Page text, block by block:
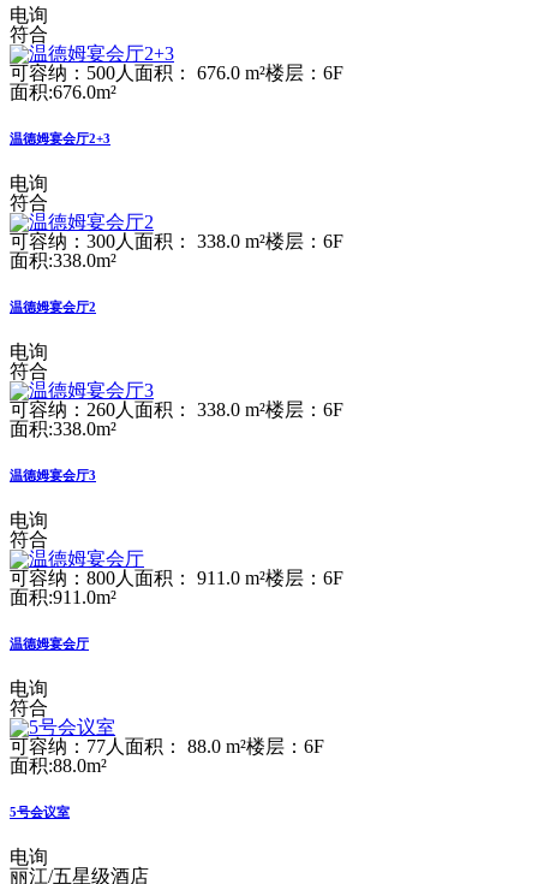
电询
符合
可容纳：500人 面积： 676.0 m²楼层：6F
面积:676.0m²
温德姆宴会厅2+3
电询
符合
可容纳：300人 面积： 338.0 m²楼层：6F
面积:338.0m²
温德姆宴会厅2
电询
符合
可容纳：260人 面积： 338.0 m²楼层：6F
面积:338.0m²
温德姆宴会厅3
电询
符合
可容纳：800人 面积： 911.0 m²楼层：6F
面积:911.0m²
温德姆宴会厅
电询
符合
可容纳：77人 面积： 88.0 m²楼层：6F
面积:88.0m²
5号会议室
电询
丽江/五星级酒店